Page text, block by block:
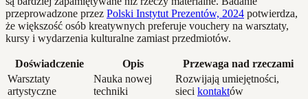
przeprowadzone przez Polski Instytut Prezentów, 2024 potwierdza,
że większość osób kreatywnych preferuje vouchery na warsztaty,
kursy i wydarzenia kulturalne zamiast przedmiotów.
Doświadczenie Opis
Przewaga nad rzeczami
Warsztaty
artystyczne
Nauka nowej
techniki
Rozwijają umiejętności,
sieci kontaktów